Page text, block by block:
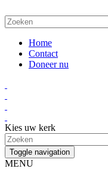
Home
Contact
Doneer nu
Kies uw kerk
Toggle navigation
MENU